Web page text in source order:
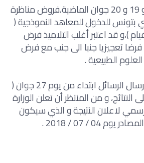
أجريت خلال أيام 18 و 19 و 20 جوان الماضية،فروض مناظرة
بتونس للدخول للمعاهد النموذجية (
)،و قد اعتبر أغلب التلاميذ فرض
فرضا تعجيزيا جنبا الى جنب مع فرض
العلوم الطبيعية .
و قد انطلقت حملة ارسال الرسائل ابتداء من يوم 27 جوان (
النتائج، و من المنتظر أن تعلن الوزارة
لاعلان النتيجة و الذي سيكون
04 / 07 / 2018 .